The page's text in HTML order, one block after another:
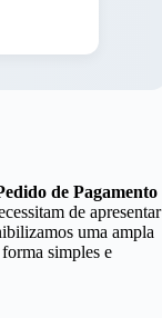
de Pagamento
de apresentar
uma ampla
simples e